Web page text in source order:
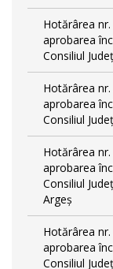
Hotărârea
aprobarea
Consiliul
Hotărârea
aprobarea
Consiliul
Hotărârea
aprobarea
Consiliul
Argeș
Hotărârea
aprobarea
Consiliul